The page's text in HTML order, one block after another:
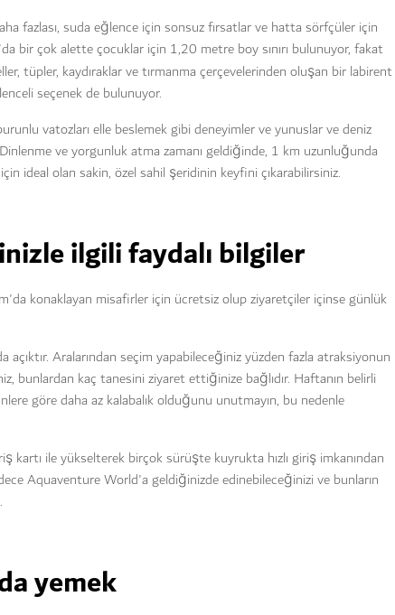
fazlası, suda eğlence için sonsuz fırsatlar ve hatta sörfçüler için
bir çok alette çocuklar için 1,20 metre boy sınırı bulunuyor, fakat
tüpler, kaydıraklar ve tırmanma çerçevelerinden oluşan bir labirent
seçenek de bulunuyor.
vatozları elle beslemek gibi deneyimler ve yunuslar ve deniz
ve yorgunluk atma zamanı geldiğinde, 1 km uzunluğunda
ideal olan sakin, özel sahil şeridinin keyfini çıkarabilirsiniz.
ilgili faydalı bilgiler
konaklayan misafirler için ücretsiz olup ziyaretçiler içinse günlük
Aralarından seçim yapabileceğiniz yüzden fazla atraksiyonun
bunlardan kaç tanesini ziyaret ettiğinize bağlıdır. Haftanın belirli
göre daha az kalabalık olduğunu unutmayın, bu nedenle
ile yükselterek birçok sürüşte kuyrukta hızlı giriş imkanından
Aquaventure World'a geldiğinizde edinebileceğinizi ve bunların
yemek